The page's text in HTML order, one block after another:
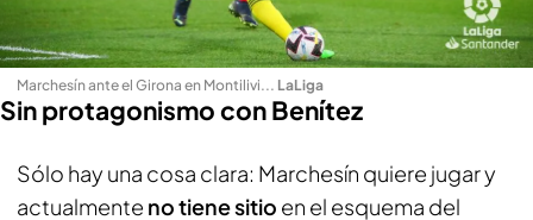
Marchesín ante el Girona en Montilivi... LaLiga
Sin protagonismo con Benítez
Sólo hay una cosa clara: Marchesín quiere jugar y
actualmente no tiene sitio en el esquema del